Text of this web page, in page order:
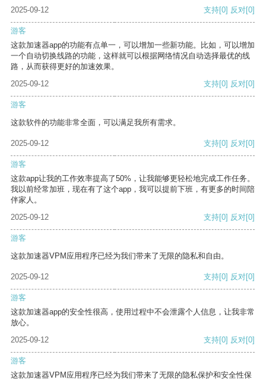
2025-09-12 支持[0] 反对[0]
游客
这款加速器app的功能有点单一，可以增加一些新功能。比如，可以增加
一个自动切换线路的功能，这样就可以根据网络情况自动选择最优的线
路，从而获得更好的加速效果。
2025-09-12
支持[0] 反对[0]
游客
这款软件的功能非常全面，可以满足我所有需求。
2025-09-12 支持[0] 反对[0]
游客
这款app让我的工作效率提高了50%，让我能够更轻松地完成工作任务。
我以前经常加班，现在有了这个app，我可以提前下班，有更多的时间陪
伴家人。
2025-09-12
支持[0] 反对[0]
游客
这款加速器VPM应用程序已经为我们带来了无限的隐私和自由。
2025-09-12 支持[0] 反对[0]
游客
这款加速器app的安全性很高，使用过程中不会泄露个人信息，让我非常
放心。
2025-09-12
支持[0] 反对[0]
游客
这款加速器VPM应用程序已经为我们带来了无限的隐私保护和安全性保